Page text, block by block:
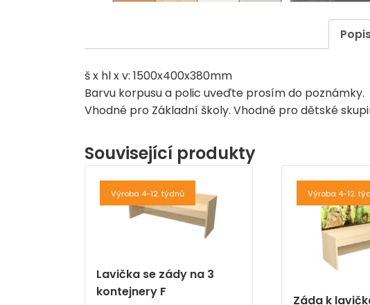
š x hl x v: 1500x400x380mm
Barvu korpusu a polic uveďte prosím do poznámky.
Vhodné pro Základní školy. Vhodné pro dětské
Související produkty
Výroba 4-12. týdnů
Lavička se zády na 3
kontejnery F
Výroba 4-12.
Záda k